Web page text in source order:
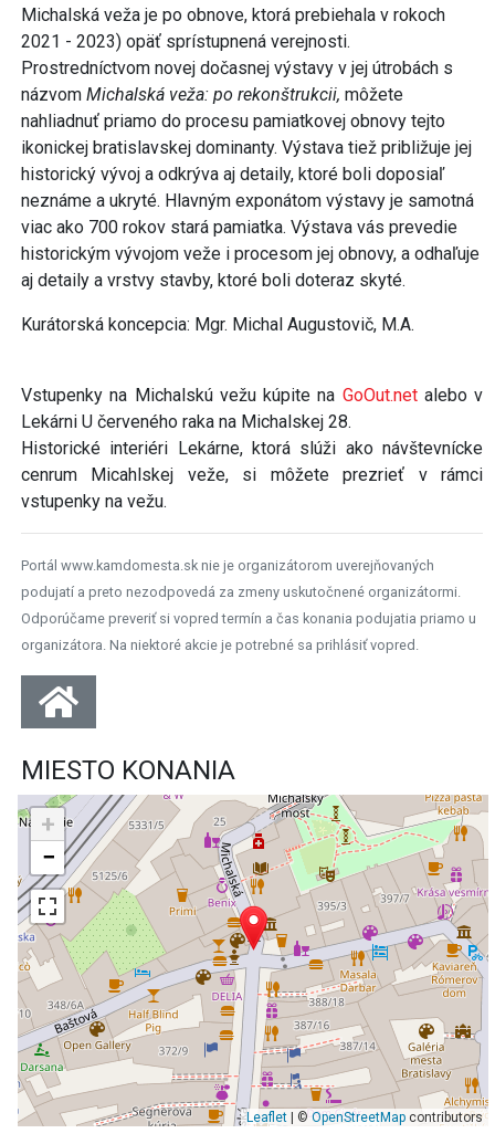
Michalská veža je po obnove, ktorá prebiehala v rokoch
2021 - 2023) opäť sprístupnená verejnosti.
Prostredníctvom novej dočasnej výstavy v jej útrobách s
názvom Michalská veža: po rekonštrukcii, môžete
nahliadnuť priamo do procesu pamiatkovej obnovy tejto
ikonickej bratislavskej dominanty. Výstava tiež približuje jej
historický vývoj a odkrýva aj detaily, ktoré boli doposiaľ
neznáme a ukryté. Hlavným exponátom výstavy je samotná
viac ako 700 rokov stará pamiatka. Výstava vás prevedie
historickým vývojom veže i procesom jej obnovy, a odhaľuje
aj detaily a vrstvy stavby, ktoré boli doteraz skyté.
Kurátorská koncepcia: Mgr. Michal Augustovič, M.A.
Vstupenky na Michalskú vežu kúpite na GoOut.netalebo v
Lekárni U červeného raka na Michalskej 28.
Historické interiéri Lekárne, ktorá slúži ako návštevnícke
cenrum Micahlskej veže, si môžete prezrieť v rámci
vstupenky na vežu.
Portál www.kamdomesta.sk nie je organizátorom uverejňovaných
podujatí a preto nezodpovedá za zmeny uskutočnené organizátormi.
Odporúčame preveriť si vopred termín a čas konania podujatia priamo u
organizátora. Na niektoré akcie je potrebné sa prihlásiť vopred.
MIESTO KONANIA
+
−
Leaflet| © OpenStreetMapcontributors